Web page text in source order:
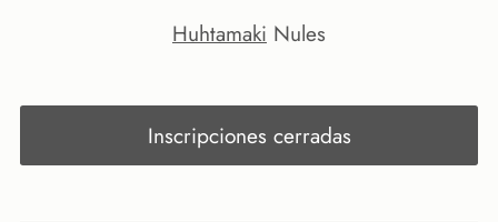
Huhtamaki Nules
Inscripciones cerradas